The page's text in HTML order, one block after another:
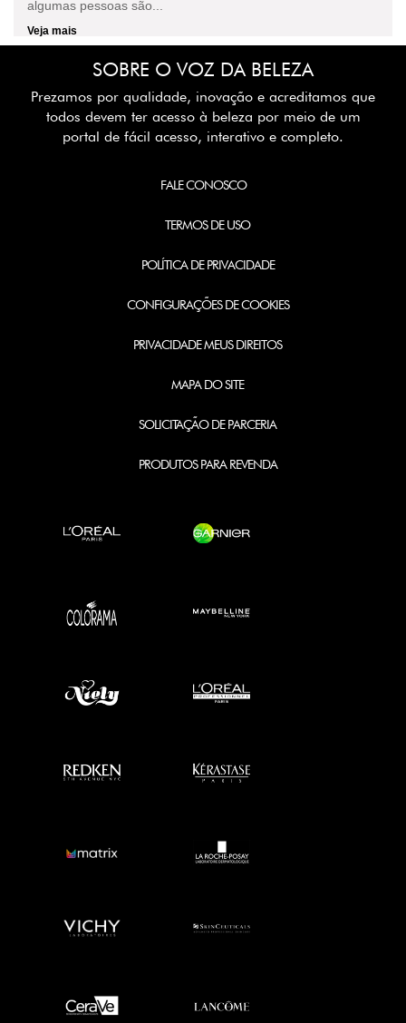
algumas pessoas são...
Veja mais
SOBRE O VOZ DA BELEZA
Prezamos por qualidade, inovação e acreditamos que
todos devem ter acesso à beleza por meio de um
portal de fácil acesso, interativo e completo.
FALE CONOSCO
TERMOS DE USO
POLÍTICA DE PRIVACIDADE
CONFIGURAÇÕES DE COOKIES
PRIVACIDADE MEUS DIREITOS
MAPA DO SITE
SOLICITAÇÃO DE PARCERIA
PRODUTOS PARA REVENDA